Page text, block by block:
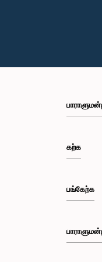
கற்க
பங்கேற்க